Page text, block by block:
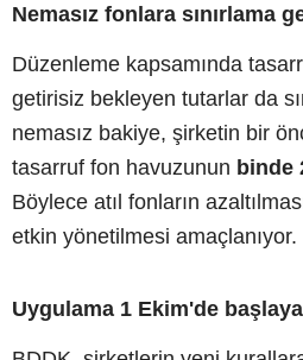
Nemasız fonlara sınırlama
Düzenleme kapsamında
getirisiz bekleyen tutarlar da
nemasız bakiye, şirketin bir
tasarruf fon havuzunun binde
Böylece atıl fonların
etkin yönetilmesi amaçlanıyor.
Uygulama 1 Ekim'de